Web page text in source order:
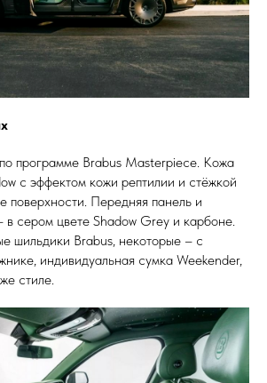
программе Brabus Masterpiece. Кожа
с эффектом кожи рептилии и стёжкой
поверхности. Передняя панель и
в сером цвете Shadow Grey и карбоне.
шильдики Brabus, некоторые – с
индивидуальная сумка Weekender,
стиле.